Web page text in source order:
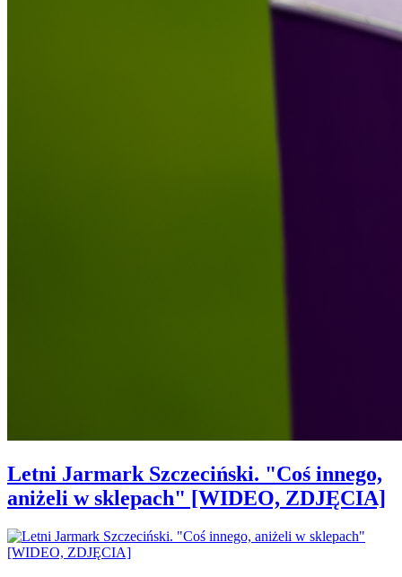
Letni Jarmark Szczeciński. "Coś innego,
aniżeli w sklepach" [WIDEO, ZDJĘCIA]